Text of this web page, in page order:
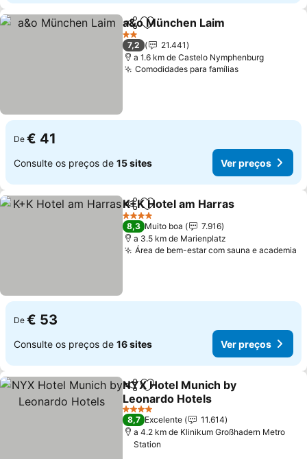
PartilharAdicionar aos favoritos
a&o München Laim
2 Estrelas
7,2
21.441
a 1.6 km de Castelo Nymphenburg
Comodidades para famíliasVer preços
De € 41
Consulte os preços de 15 sites Ver preços
PartilharAdicionar aos favoritos
K+K Hotel am Harras
4 Estrelas
8,3 Muito boa
7.916
a 3.5 km de Marienplatz
Área de bem-estar com sauna e academia
De € 53
Consulte os preços de 16 sites Ver preços
PartilharAdicionar aos favoritos
NYX Hotel Munich by
Leonardo Hotels
Ver preços
4 Estrelas
8,7 Excelente
11.614
a 4.2 km de Klinikum Großhadern Metro
Station